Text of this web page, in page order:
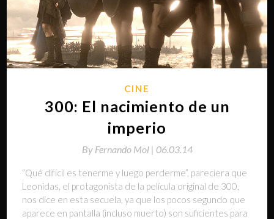
CINE
300: El nacimiento de un
imperio
By Fernando Mol | 06.03.14
“Qué difícil es tenerme y luego perderme”, pareciera que
Leonidas, el protagonista de la película original de 300,
nos dice en esta secuela, ya que los pocos segundo que
aparece en pantalla (incluso muerto) son suficientes para